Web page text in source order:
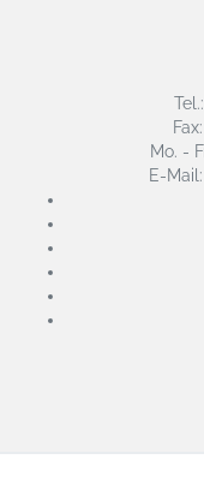
Mo. -
E-Mail: